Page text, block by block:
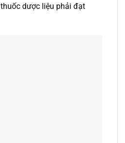
dược liệu phải đạt